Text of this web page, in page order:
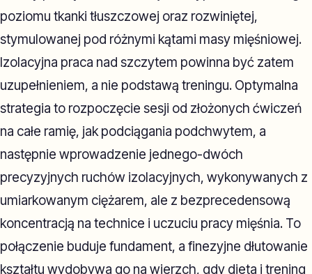
poziomu tkanki tłuszczowej oraz rozwiniętej,
stymulowanej pod różnymi kątami masy mięśniowej.
Izolacyjna praca nad szczytem powinna być zatem
uzupełnieniem, a nie podstawą treningu. Optymalna
strategia to rozpoczęcie sesji od złożonych ćwiczeń
na całe ramię, jak podciągania podchwytem, a
następnie wprowadzenie jednego-dwóch
precyzyjnych ruchów izolacyjnych, wykonywanych z
umiarkowanym ciężarem, ale z bezprecedensową
koncentracją na technice i uczuciu pracy mięśnia. To
połączenie buduje fundament, a finezyjne dłutowanie
kształtu wydobywa go na wierzch, gdy dieta i trening